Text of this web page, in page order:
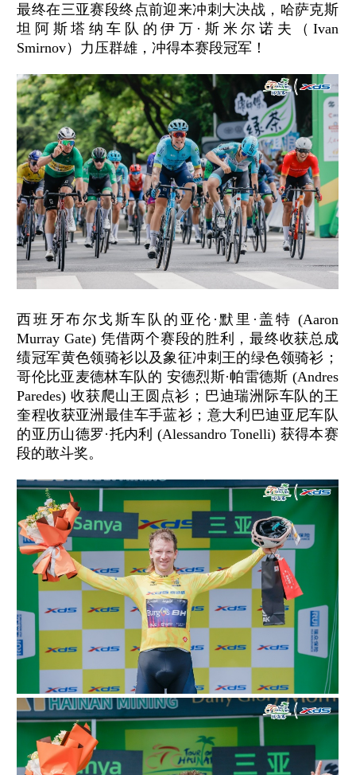
最终在三亚赛段终点前迎来冲刺大决战，哈萨克斯
坦阿斯塔纳车队的伊万·斯米尔诺夫（Ivan
Smirnov）力压群雄，冲得本赛段冠军！
西班牙布尔戈斯车队的亚伦·默里·盖特 (Aaron
Murray Gate) 凭借两个赛段的胜利，最终收获总成
绩冠军黄色领骑衫以及象征冲刺王的绿色领骑衫；
哥伦比亚麦德林车队的 安德烈斯·帕雷德斯 (Andres
Paredes) 收获爬山王圆点衫；巴迪瑞洲际车队的王
奎程收获亚洲最佳车手蓝衫；意大利巴迪亚尼车队
的亚历山德罗·托内利 (Alessandro Tonelli) 获得本赛
段的敢斗奖。